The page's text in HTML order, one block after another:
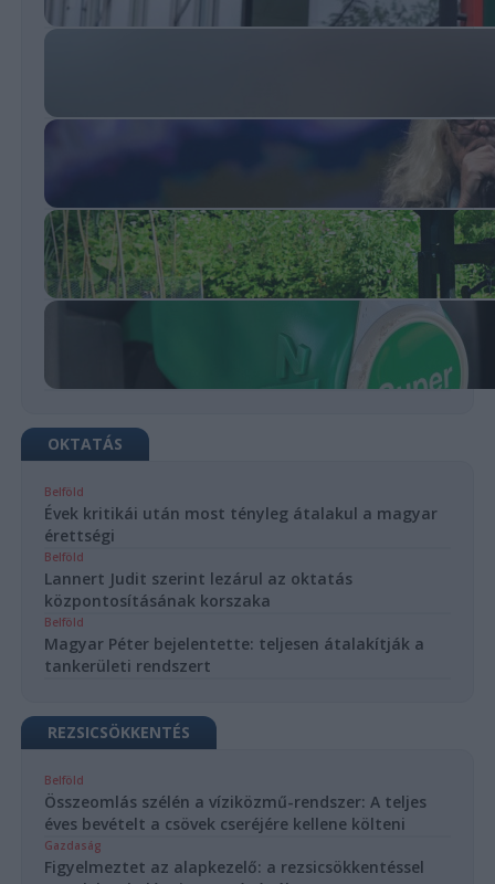
OKTATÁS
Belföld
Évek kritikái után most tényleg átalakul a magyar
érettségi
Belföld
Lannert Judit szerint lezárul az oktatás
központosításának korszaka
Belföld
Magyar Péter bejelentette: teljesen átalakítják a
tankerületi rendszert
REZSICSÖKKENTÉS
Belföld
Összeomlás szélén a víziközmű-rendszer: A teljes
éves bevételt a csövek cseréjére kellene költeni
Gazdaság
Figyelmeztet az alapkezelő: a rezsicsökkentéssel